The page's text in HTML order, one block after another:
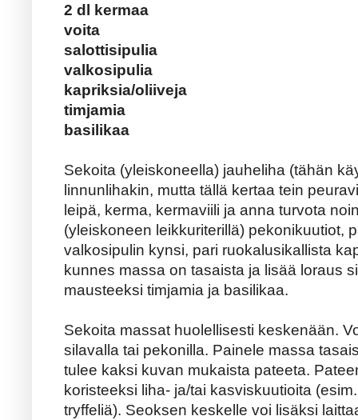
2 dl kermaa
voita
salottisipulia
valkosipulia
kapriksia/oliiveja
timjamia
basilikaa
Sekoita (yleiskoneella) jauheliha (tähän
linnunlihakin, mutta tällä kertaa tein
leipä, kerma, kermaviili ja anna turvota
(yleiskoneen leikkuriterillä) pekonikuutiot,
valkosipulin kynsi, pari ruokalusikallista
kunnes massa on tasaista ja lisää loraus
mausteeksi timjamia ja basilikaa.
Sekoita massat huolellisesti keskenään.
silavalla tai pekonilla. Painele massa
tulee kaksi kuvan mukaista pateeta.
koristeeksi liha- ja/tai kasviskuutioita
tryffeliä). Seoksen keskelle voi lisäksi